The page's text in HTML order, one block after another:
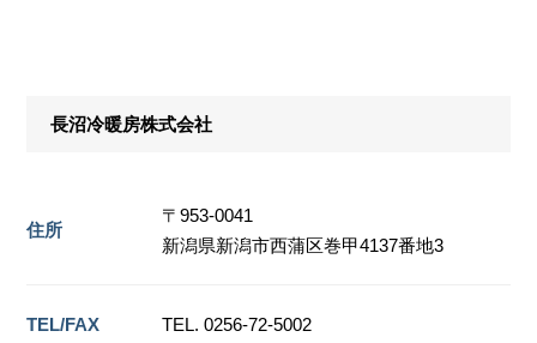
長沼冷暖房株式会社
住所
〒953-0041
新潟県新潟市西蒲区巻甲4137番地3
TEL/FAX TEL. 0256-72-5002